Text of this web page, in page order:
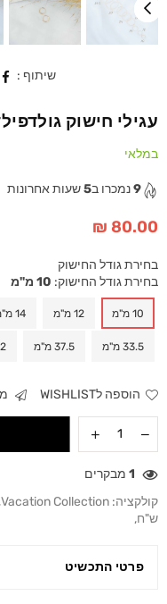
שיתוף :
עגילי חישוק
במלאי
9נמכרו ב5שעות אחרונות
מחיר
80.00 ₪
בחירת גודל החישוק
בחירת גודל החישוק: 10 מ"מ
10 מ"מ 12 מ"מ 14 מ"מ
33.5 מ"מ 37.5 מ"מ
הוספה לWISHLIST
1 מבקרים
קולקציה: Vacation Collection
,
ש"ח,
פרטי התכשיט